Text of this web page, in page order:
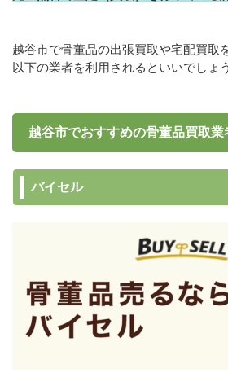
越谷市で骨董品の出張買取や宅配買取
以下の業者を利用されるといいでしょう
越谷市でおすすめの骨董品買取業
バイセル